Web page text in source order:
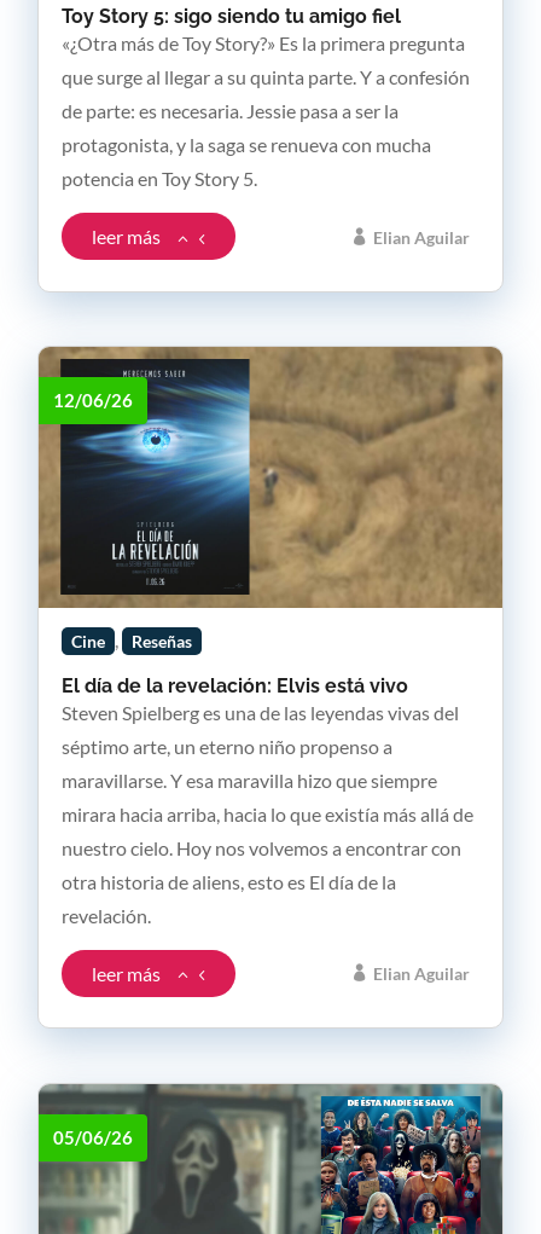
Toy Story 5: sigo siendo tu amigo fiel
Elian Aguilar
«¿Otra más de Toy Story?» Es la primera pregunta
que surge al llegar a su quinta parte. Y a confesión
de parte: es necesaria. Jessie pasa a ser la
protagonista, y la saga se renueva con mucha
potencia en Toy Story 5.
leer más
El día de la revelación: Elvis está vivo
Elian Aguilar
12/06/26
Cine Reseñas
Steven Spielberg es una de las leyendas vivas del
séptimo arte, un eterno niño propenso a
maravillarse. Y esa maravilla hizo que siempre
mirara hacia arriba, hacia lo que existía más allá de
nuestro cielo. Hoy nos volvemos a encontrar con
otra historia de aliens, esto es El día de la
revelación.
leer más
05/06/26